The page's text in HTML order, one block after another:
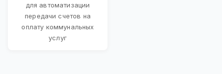
для автоматизации
передачи счетов на
оплату коммунальных
услуг